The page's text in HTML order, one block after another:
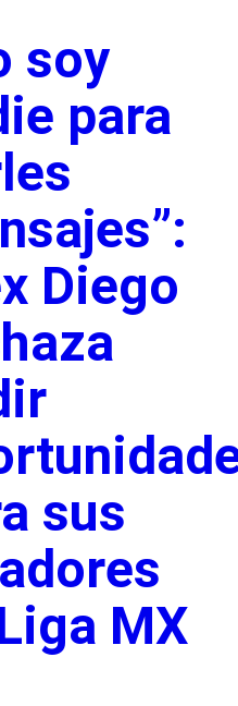
soy
para
Diego
sus
MX